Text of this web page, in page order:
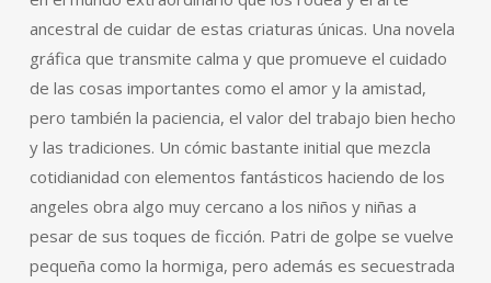
ancestral de cuidar de estas criaturas únicas. Una novela
gráfica que transmite calma y que promueve el cuidado
de las cosas importantes como el amor y la amistad,
pero también la paciencia, el valor del trabajo bien hecho
y las tradiciones. Un cómic bastante initial que mezcla
cotidianidad con elementos fantásticos haciendo de los
angeles obra algo muy cercano a los niños y niñas a
pesar de sus toques de ficción. Patri de golpe se vuelve
pequeña como la hormiga, pero además es secuestrada